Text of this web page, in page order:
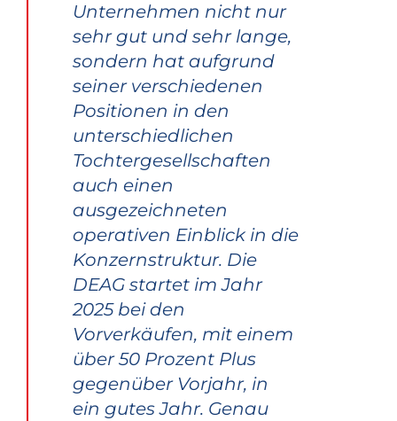
Unternehmen nicht nur
sehr gut und sehr lange,
sondern hat aufgrund
seiner verschiedenen
Positionen in den
unterschiedlichen
Tochtergesellschaften
auch einen
ausgezeichneten
operativen Einblick in die
Konzernstruktur. Die
DEAG startet im Jahr
2025 bei den
Vorverkäufen, mit einem
über 50 Prozent Plus
gegenüber Vorjahr, in
ein gutes Jahr. Genau